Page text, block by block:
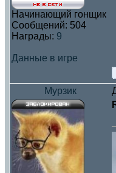
Начинающий гонщик
Сообщений: 504
Награды: 9
Данные в игре
Мурзик